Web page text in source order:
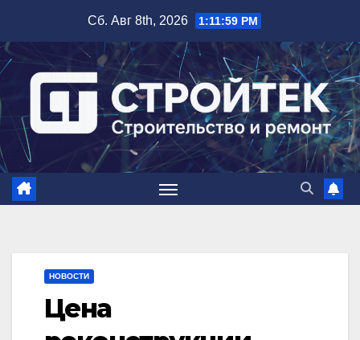
содержимому
Сб. Авг 8th, 2026 1:11:59 PM
НОВОСТИ
Цена